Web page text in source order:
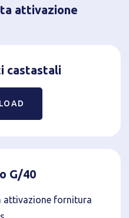
attivazione
castastali
G/40
attivazione fornitura